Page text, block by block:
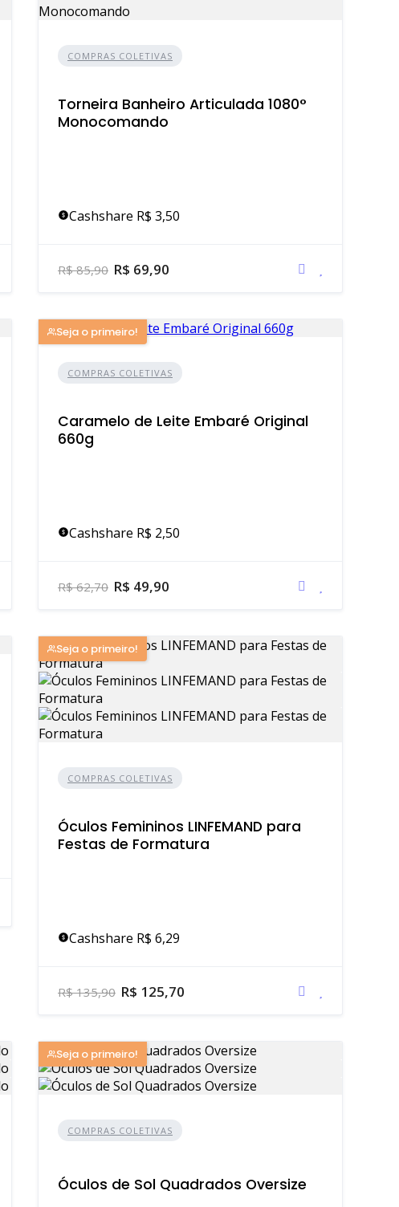
COMPRAS COLETIVAS
Torneira Banheiro Articulada 1080°
Monocomando
Cashshare R$ 3,50
R$ 85,90 R$ 69,90
Seja o primeiro!
COMPRAS COLETIVAS
Caramelo de Leite Embaré Original
660g
Cashshare R$ 2,50
R$ 62,70 R$ 49,90
Seja o primeiro!
COMPRAS COLETIVAS
Óculos Femininos LINFEMAND para
Festas de Formatura
Cashshare R$ 6,29
R$ 135,90 R$ 125,70
Seja o primeiro!
COMPRAS COLETIVAS
Óculos de Sol Quadrados Oversize